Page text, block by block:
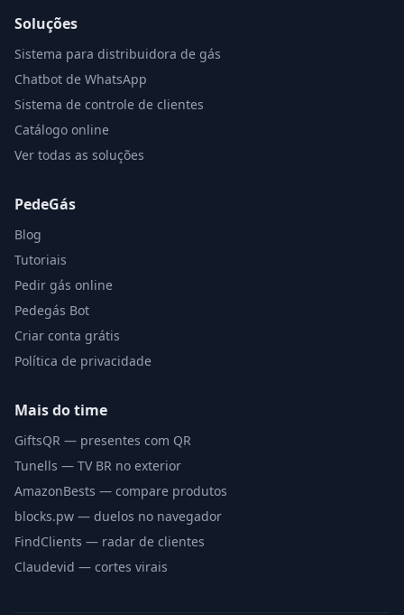
Soluções
Sistema para distribuidora de gás
Chatbot de WhatsApp
Sistema de controle de clientes
Catálogo online
Ver todas as soluções
PedeGás
Blog
Tutoriais
Pedir gás online
Pedegás Bot
Criar conta grátis
Política de privacidade
Mais do time
GiftsQR — presentes com QR
Tunells — TV BR no exterior
AmazonBests — compare produtos
blocks.pw — duelos no navegador
FindClients — radar de clientes
Claudevid — cortes virais